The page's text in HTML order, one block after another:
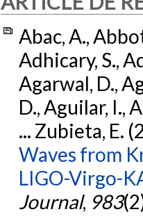
Abac, A.,
Adhicary, S.,
Agarwal, D.,
D., Aguilar, I.,
... Zubieta, E.
Waves from
LIGO-Virgo-
Journal, 983